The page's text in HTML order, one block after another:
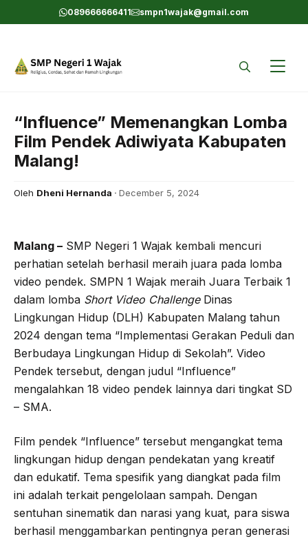
to
089666666411 smpn1wajak@gmail.com
“Influence” Memenangkan Lomba
Film Pendek Adiwiyata Kabupaten
Malang!
Oleh Dheni Hernanda December 5, 2024
Malang – SMP Negeri 1 Wajak kembali mencuri
perhatian setelah berhasil meraih juara pada lomba
video pendek. SMPN 1 Wajak meraih Juara Terbaik 1
dalam lomba Short Video ChallengeDinas
Lingkungan Hidup (DLH) Kabupaten Malang tahun
2024 dengan tema “Implementasi Gerakan Peduli dan
Berbudaya Lingkungan Hidup di Sekolah”. Video
Pendek tersebut, dengan judul “Influence”
mengalahkan 18 video pendek lainnya dari tingkat SD
– SMA.
Film pendek “Influence” tersebut mengangkat tema
lingkungan hidup dengan pendekatan yang kreatif
dan edukatif. Tema spesifik yang diangkat pada film
ini adalah terkait pengelolaan sampah. Dengan
sentuhan sinematik dan narasi yang kuat, para siswa
berhasil menggambarkan pentingnya peran generasi